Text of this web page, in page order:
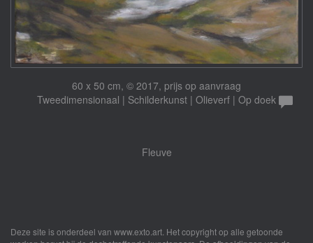
60 x 50 cm, © 2017, prijs op aanvraag
Tweedimensionaal | Schilderkunst | Olieverf | Op doek
Fleuve
Deze site is onderdeel van www.exto.art. Het copyright op alle getoonde